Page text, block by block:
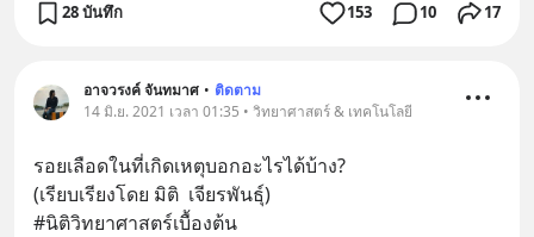
28 บันทึก 153 10 17
อาจวรงค์ จันทมาศ • ติดตาม
14 มิ.ย. 2021 เวลา 01:35 • วิทยาศาสตร์ & เทคโนโลยี
รอยเลือดในที่เกิดเหตุบอกอะไรได้บ้าง?
(เรียบเรียงโดย มิติ  เจียรพันธุ์)
#นิติวิทยาศาสตร์เบื้องต้น